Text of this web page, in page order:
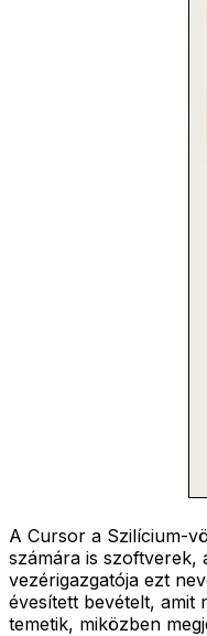
A Cursor a Szilícium-
számára is szoftverek,
vezérigazgatója ezt
évesített bevételt, amit
temetik, miközben